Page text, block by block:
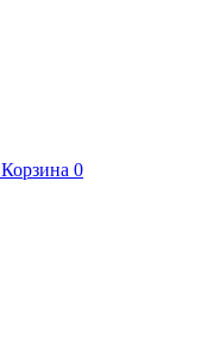
Корзина 0